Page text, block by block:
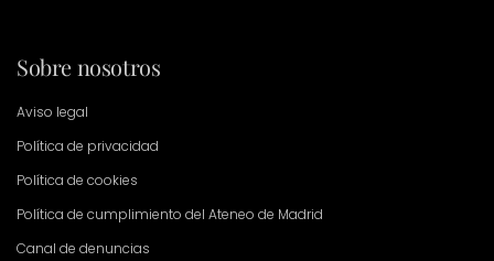
Sobre nosotros
Aviso legal
Política de privacidad
Política de cookies
Política de cumplimiento del Ateneo de Madrid
Canal de denuncias